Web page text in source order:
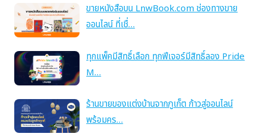
ขายหนังสือบน LnwBook.com ช่องทางขาย
ออนไลน์ ที่เชื่…
ทุกแพ็คมีสิทธิ์เลือก ทุกฟีเจอร์มีสิทธิ์ลอง Pride
M…
ร้านขายของแต่งบ้านจากภูเก็ต ก้าวสู่ออนไลน์
พร้อมคร…